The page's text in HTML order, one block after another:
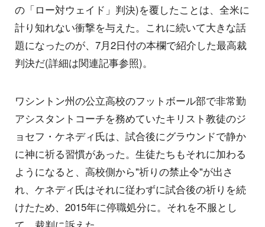
の「ロー対ウェイド」判決)を覆したことは、全米に
計り知れない衝撃を与えた。これに続いて大きな話
題になったのが、7月2日付の本欄で紹介した最高裁
判決だ(詳細は関連記事参照)。
ワシントン州の公立高校のフットボール部で非常勤
アシスタントコーチを務めていたキリスト教徒のジ
ョセフ・ケネディ氏は、試合後にグラウンドで静か
に神に祈る習慣があった。生徒たちもそれに加わる
ようになると、高校側から"祈りの禁止令"が出さ
れ、ケネディ氏はそれに従わずに試合後の祈りを続
けたため、2015年に停職処分に。それを不服とし